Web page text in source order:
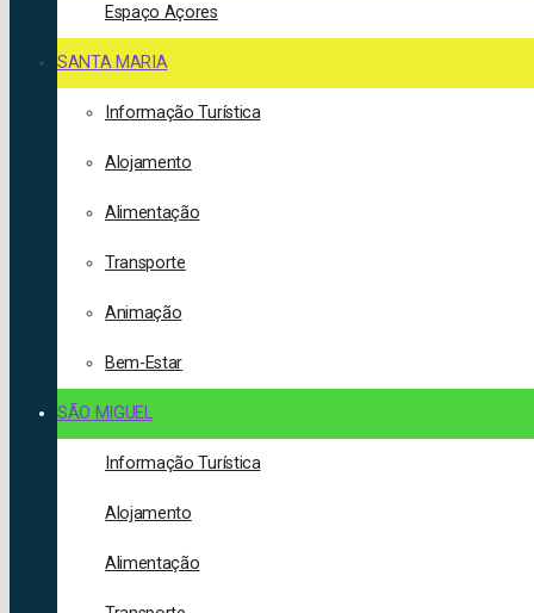
Espaço Açores
SANTA MARIA
Informação Turística
Alojamento
Alimentação
Transporte
Animação
Bem-Estar
SÃO MIGUEL
Informação Turística
Alojamento
Alimentação